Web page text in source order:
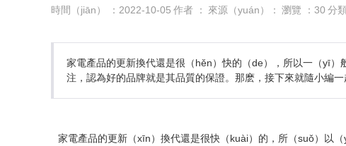
時間（jiān） ：2022-10-05 作者 ： 來源（yuán）： 瀏覽 ： 30 分
家電產品的更新換代還是很（hěn）快的（de），所以一（yī
注，認為好的品牌就是其品質的保證。那麽，接下來就隨小編
家電產品的更新（xīn）換代還是很快（kuài）的，所（suǒ）以